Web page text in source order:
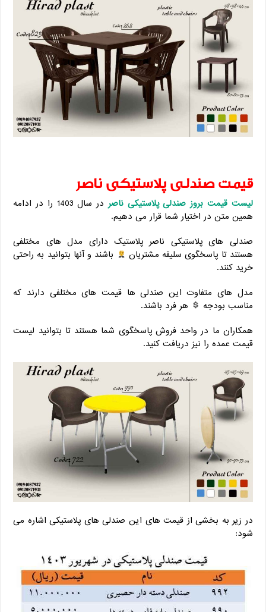
قیمت صندلی پلاستیکی ناصر
لیست قیمت بروز صندلی پلاستیکی ناصر
در سال 1403 را در ادامه
همین متن در اختیار شما قرار می دهیم.
صندلی های پلاستیکی ناصر پلاستیک دارای مدل های مختلفی
هستند تا پاسخگوی سلیقه مشتریان
باشند و آنها بتوانید به راحتی
خرید کنند.
مدل های متفاوت این صندلی ها قیمت های مختلفی دارند که
مناسب بودجه
هر فرد باشند.
همکاران ما در واحد فروش پاسخگوی شما هستند تا بتوانید لیست
قیمت عمده را نیز دریافت کنید.
در زیر به بخشی از قیمت های این صندلی های پلاستیکی اشاره می
شود: